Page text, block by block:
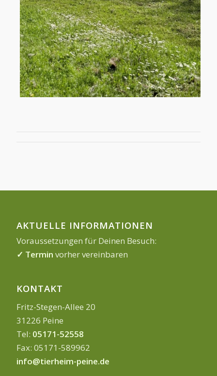
AKTUELLE INFORMATIONEN
Voraussetzungen für Deinen Besuch:
✓ Termin vorher vereinbaren
KONTAKT
Fritz-Stegen-Allee 20
31226 Peine
Tel: 05171-52558
Fax: 05171-589962
info@tierheim-peine.de